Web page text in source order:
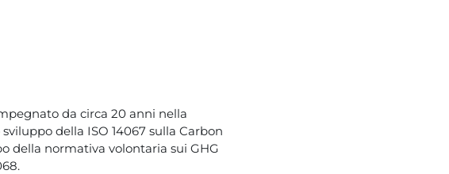
da circa 20 anni nella
della ISO 14067 sulla Carbon
della normativa volontaria sui GHG